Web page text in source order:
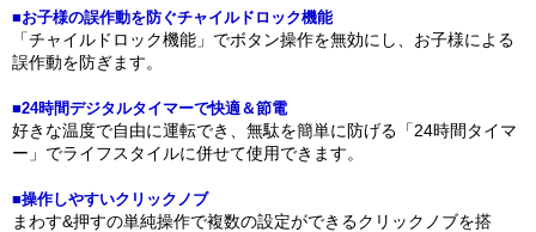
■お子様の誤作動を防ぐチャイルドロック機能
「チャイルドロック機能」でボタン操作を無効にし、お子様による
誤作動を防ぎます。
■24時間デジタルタイマーで快適＆節電
好きな温度で自由に運転でき、無駄を簡単に防げる「24時間タイマ
ー」でライフスタイルに併せて使用できます。
■操作しやすいクリックノブ
まわす&押すの単純操作で複数の設定ができるクリックノブを搭